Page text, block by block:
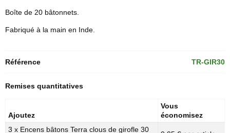
Boîte de 20 bâtonnets.
Fabriqué à la main en Inde.
Référence TR-GIR30
Remises quantitatives
Ajoutez
Vous
économisez
3 x Encens bâtons Terra clous de girofle 30